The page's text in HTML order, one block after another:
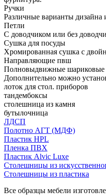
Ручки
Различные варианты дизайна
Петли
С доводчиком или без
Сушка для посуды
Хромированная сушка с
Направляющие пвш
Полновыдвижные шариковые
Дополнительно можно
лоток для стол. приборов
тандембоксы
столешница из камня
бутылочница
ЛДСП
Полотно АГТ (МДФ)
Пластик HPL
Пленка ПВХ
Пластик Alvic Luxe
Столешницы из
Столешницы из пластика
Все образцы мебели